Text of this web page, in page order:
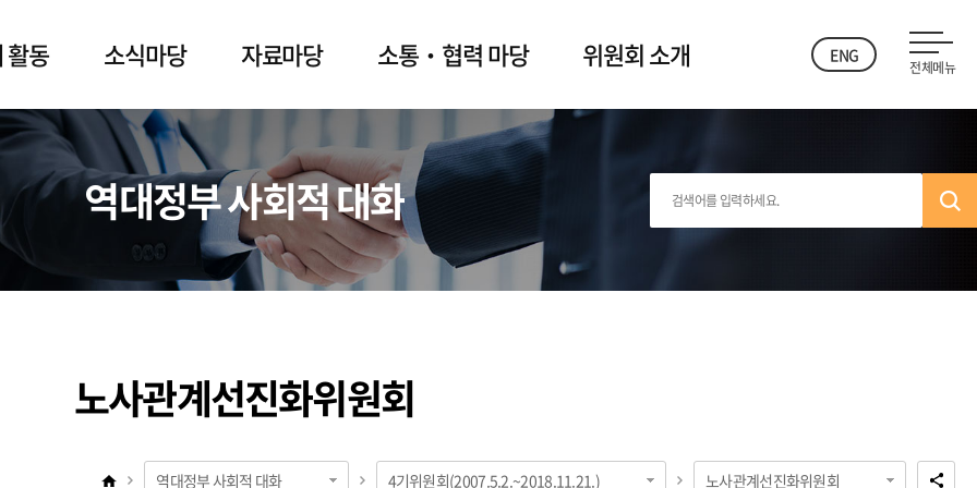
활동 소식마당 자료마당 소통‧협력 마당 위원회 소개 ENG
전체메뉴
역대정부 사회적 대화
노사관계선진화위원회
역대정부 사회적 대화 4기위원회(2007.5.2.~2018.11.21.) 노사관계선진화위원회